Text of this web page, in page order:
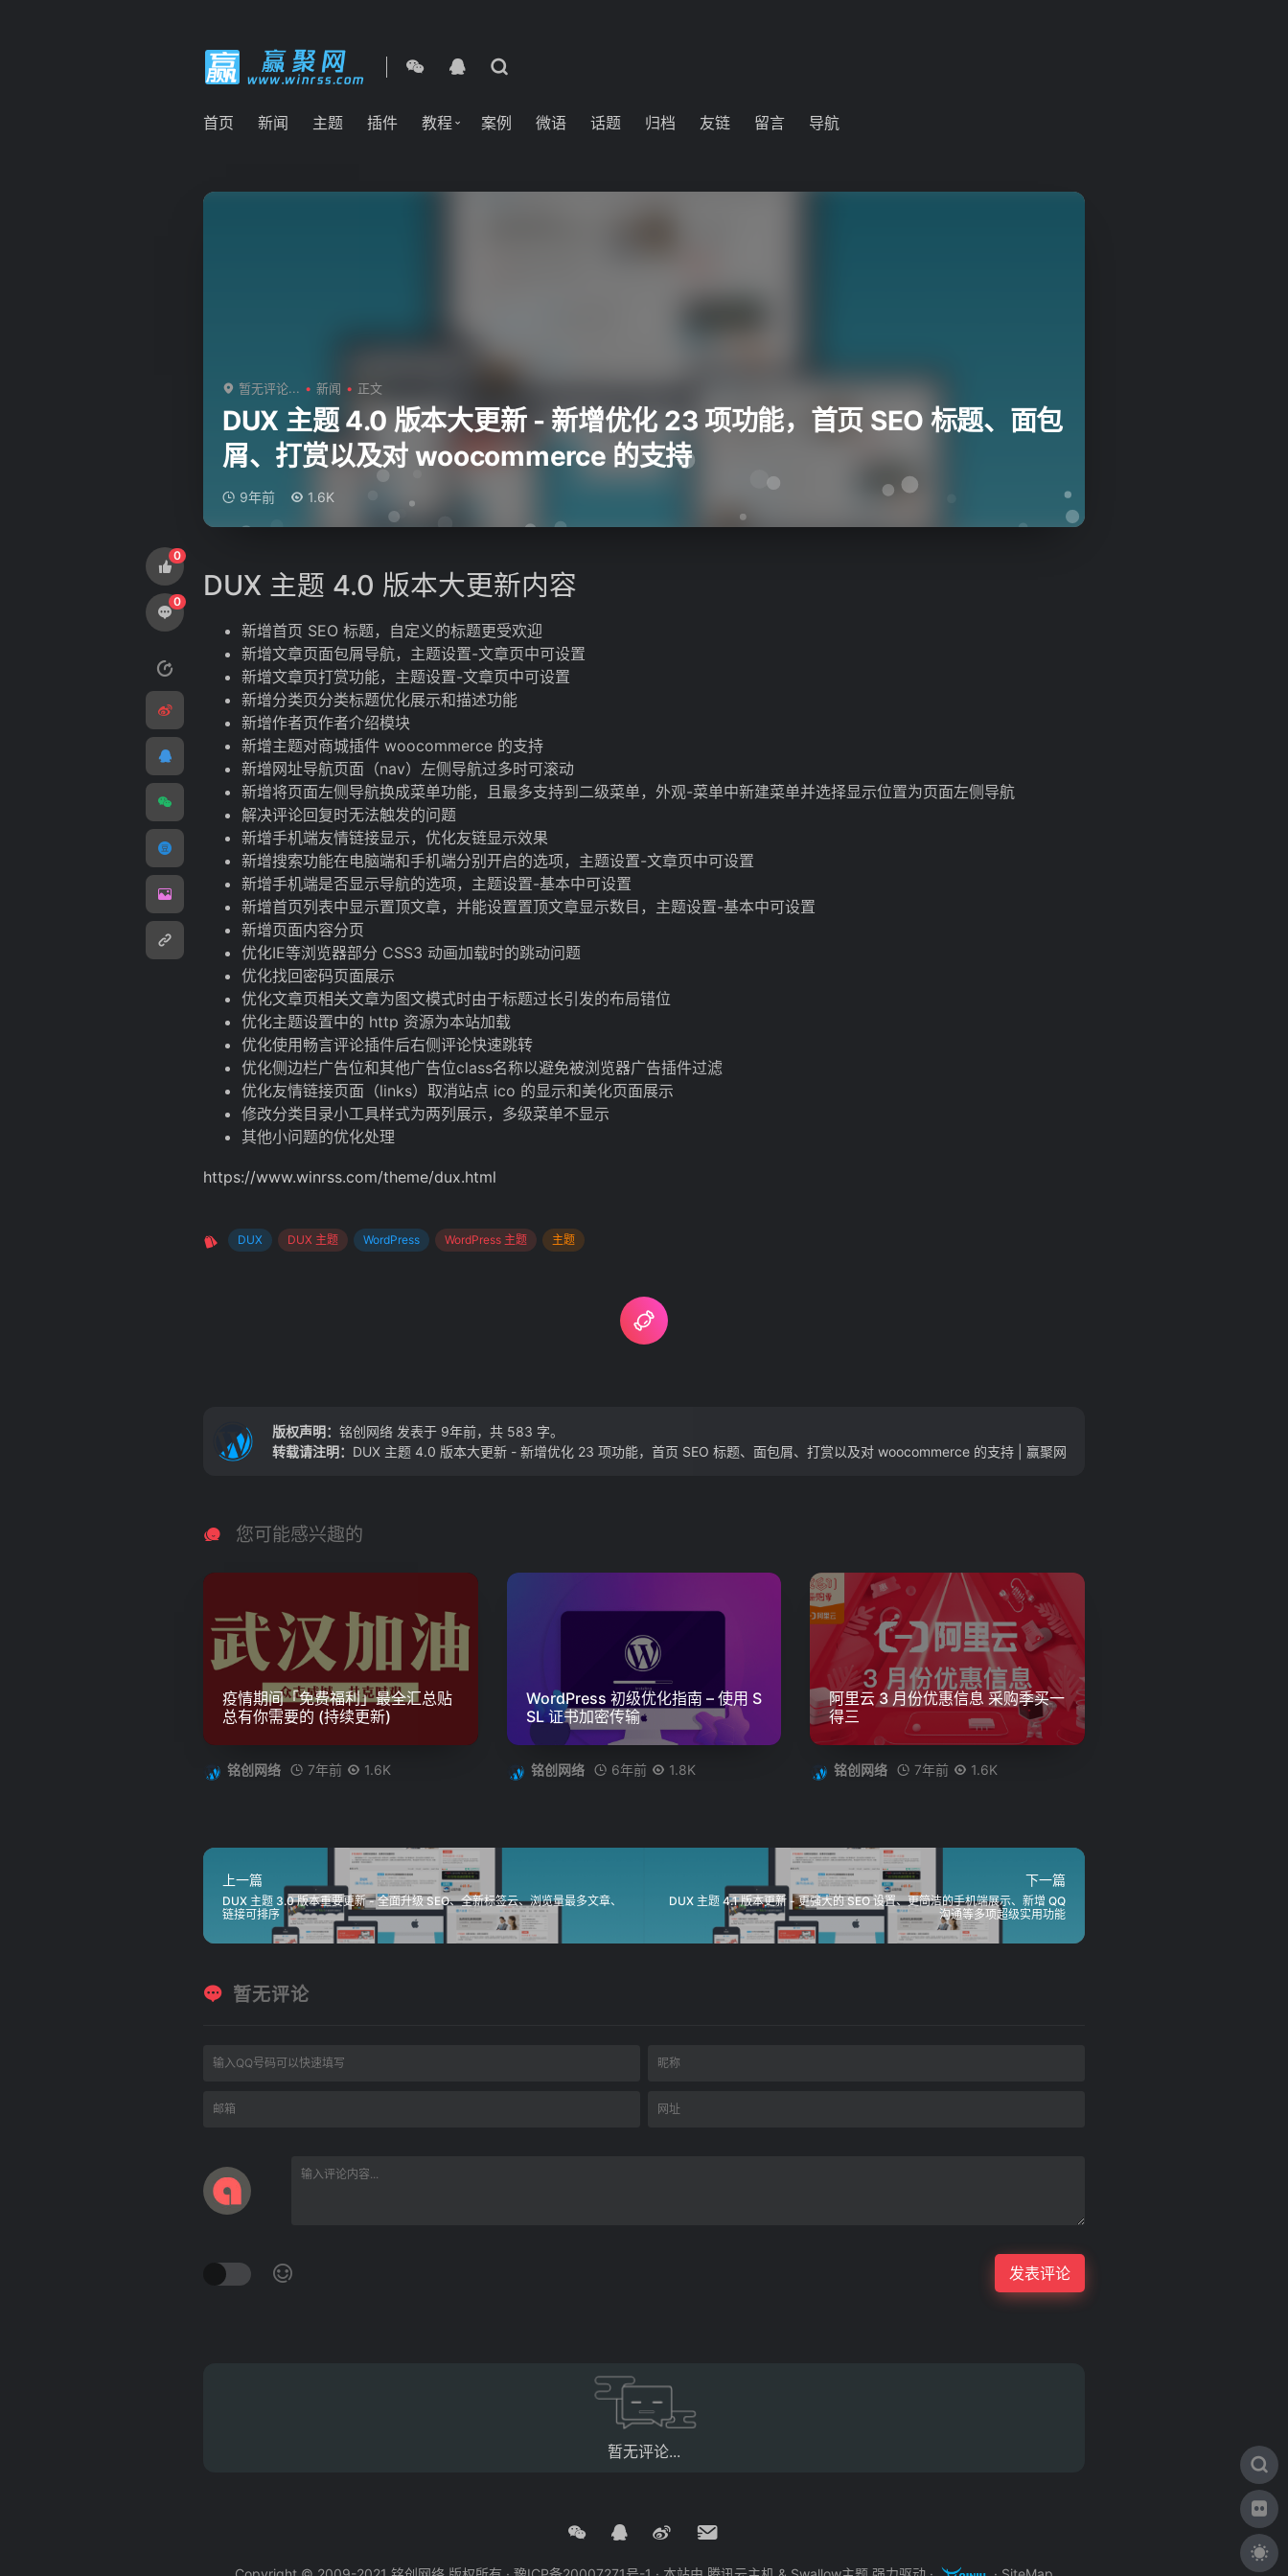
首页 新闻 主题 插件 教程 案例 微语 话题 归档 友链 留言 导航
暂无评论... 新闻 正文
DUX 主题 4.0 版本大更新 - 新增优化 23 项功能，首页 SEO 标题、面包
屑、打赏以及对 woocommerce 的支持
9年前 1.6K
0
0 DUX 主题 4.0 版本大更新内容
新增首页 SEO 标题，自定义的标题更受欢迎
新增文章页面包屑导航，主题设置-文章页中可设置
新增文章页打赏功能，主题设置-文章页中可设置
新增分类页分类标题优化展示和描述功能
新增作者页作者介绍模块
新增主题对商城插件 woocommerce 的支持
新增网址导航页面（nav）左侧导航过多时可滚动
新增将页面左侧导航换成菜单功能，且最多支持到二级菜单，外观-菜单中新建菜单并选择显示位置为页面左侧导航
解决评论回复时无法触发的问题
新增手机端友情链接显示，优化友链显示效果
新增搜索功能在电脑端和手机端分别开启的选项，主题设置-文章页中可设置
新增手机端是否显示导航的选项，主题设置-基本中可设置
新增首页列表中显示置顶文章，并能设置置顶文章显示数目，主题设置-基本中可设置
新增页面内容分页
优化IE等浏览器部分 CSS3 动画加载时的跳动问题
优化找回密码页面展示
优化文章页相关文章为图文模式时由于标题过长引发的布局错位
优化主题设置中的 http 资源为本站加载
优化使用畅言评论插件后右侧评论快速跳转
优化侧边栏广告位和其他广告位class名称以避免被浏览器广告插件过滤
优化友情链接页面（links）取消站点 ico 的显示和美化页面展示
修改分类目录小工具样式为两列展示，多级菜单不显示
其他小问题的优化处理
https://www.winrss.com/theme/dux.html
DUX DUX 主题 WordPress WordPress 主题 主题
版权声明： 铭创网络 发表于 9年前，共 583 字。
转载请注明： DUX 主题 4.0 版本大更新 - 新增优化 23 项功能，首页 SEO 标题、面包屑、打赏以及对 woocommerce 的支持 | 赢聚网
您可能感兴趣的
疫情期间「免费福利」最全汇总贴
总有你需要的 (持续更新)
铭创网络 7年前 1.6K
WordPress 初级优化指南 – 使用 S
SL 证书加密传输
铭创网络 6年前 1.8K
阿里云 3 月份优惠信息 采购季买一
得三
铭创网络 7年前 1.6K
上一篇
DUX 主题 3.0 版本重要更新 - 全面升级 SEO、全新标签云、浏览量最多文章、
链接可排序
下一篇
DUX 主题 4.1 版本更新 - 更强大的 SEO 设置、更简洁的手机端展示、新增 QQ
沟通等多项超级实用功能
暂无评论
暂无评论...